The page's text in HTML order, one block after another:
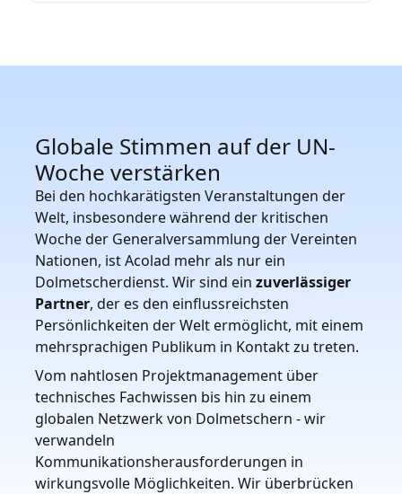
Globale Stimmen auf der UN-
Woche verstärken
Bei den hochkarätigsten Veranstaltungen der
Welt, insbesondere während der kritischen
Woche der Generalversammlung der Vereinten
Nationen, ist Acolad mehr als nur ein
Dolmetscherdienst. Wir sind ein zuverlässiger
Partner, der es den einflussreichsten
Persönlichkeiten der Welt ermöglicht, mit einem
mehrsprachigen Publikum in Kontakt zu treten.
Vom nahtlosen Projektmanagement über
technisches Fachwissen bis hin zu einem
globalen Netzwerk von Dolmetschern - wir
verwandeln
Kommunikationsherausforderungen in
wirkungsvolle Möglichkeiten. Wir überbrücken